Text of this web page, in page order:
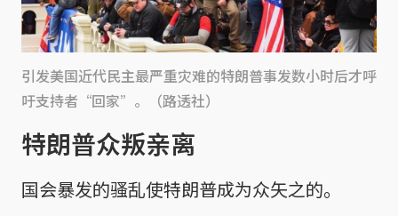
引发美国近代民主最严重灾难的特朗普事发数小时后才呼
吁支持者“回家”。（路透社）
特朗普众叛亲离
国会暴发的骚乱使特朗普成为众矢之的。